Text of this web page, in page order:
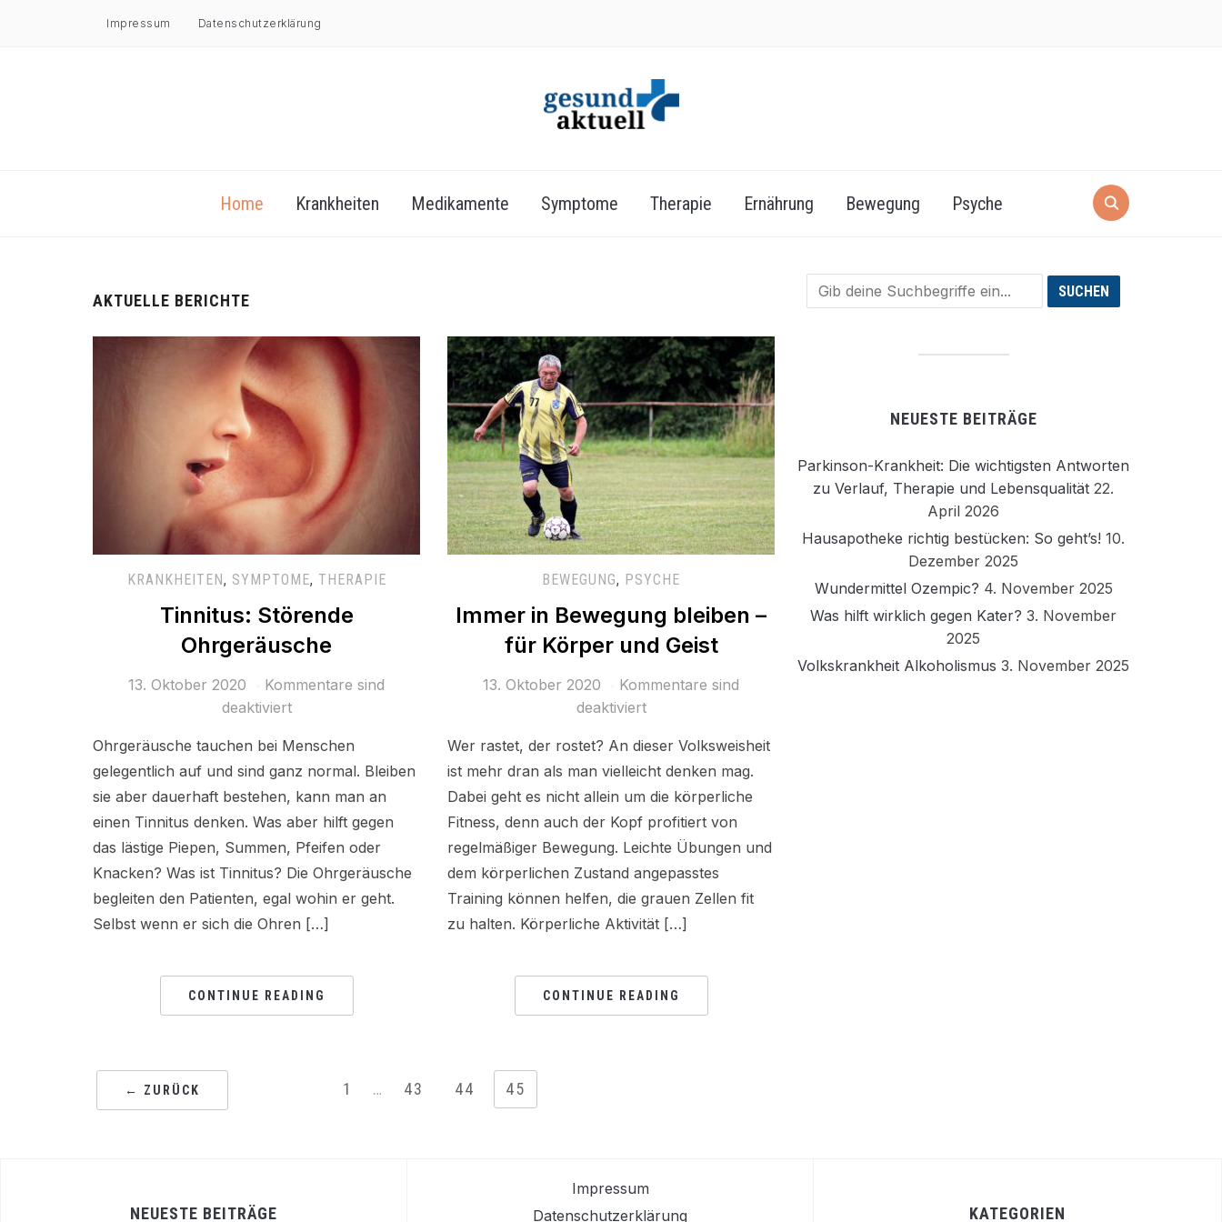
Impressum Datenschutzerklärung
Home Krankheiten Medikamente Symptome Therapie Ernährung Bewegung Psyche
AKTUELLE BERICHTE
KRANKHEITEN, SYMPTOME, THERAPIE
Tinnitus: Störende
Ohrgeräusche
13. Oktober 2020
Kommentare sind
deaktiviert
Ohrgeräusche tauchen bei Menschen
gelegentlich auf und sind ganz normal. Bleiben
sie aber dauerhaft bestehen, kann man an
einen Tinnitus denken. Was aber hilft gegen
das lästige Piepen, Summen, Pfeifen oder
Knacken? Was ist Tinnitus? Die Ohrgeräusche
begleiten den Patienten, egal wohin er geht.
Selbst wenn er sich die Ohren […]
CONTINUE READING
BEWEGUNG, PSYCHE
Immer in Bewegung bleiben –
für Körper und Geist
13. Oktober 2020
Kommentare sind
deaktiviert
Wer rastet, der rostet? An dieser Volksweisheit
ist mehr dran als man vielleicht denken mag.
Dabei geht es nicht allein um die körperliche
Fitness, denn auch der Kopf profitiert von
regelmäßiger Bewegung. Leichte Übungen und
dem körperlichen Zustand angepasstes
Training können helfen, die grauen Zellen fit
zu halten. Körperliche Aktivität […]
CONTINUE READING
← ZURÜCK 1 … 43 44 45
NEUESTE BEITRÄGE
Parkinson-Krankheit: Die wichtigsten Antworten
zu Verlauf, Therapie und Lebensqualität 22.
April 2026
Hausapotheke richtig bestücken: So geht’s! 10.
Dezember 2025
Wundermittel Ozempic? 4. November 2025
Was hilft wirklich gegen Kater? 3. November
2025
Volkskrankheit Alkoholismus 3. November 2025
NEUESTE BEITRÄGE
Impressum
Datenschutzerklärung
KATEGORIEN